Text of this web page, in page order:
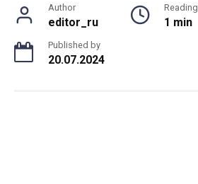
Author
editor_ru
Reading
1 min
Published by
20.07.2024